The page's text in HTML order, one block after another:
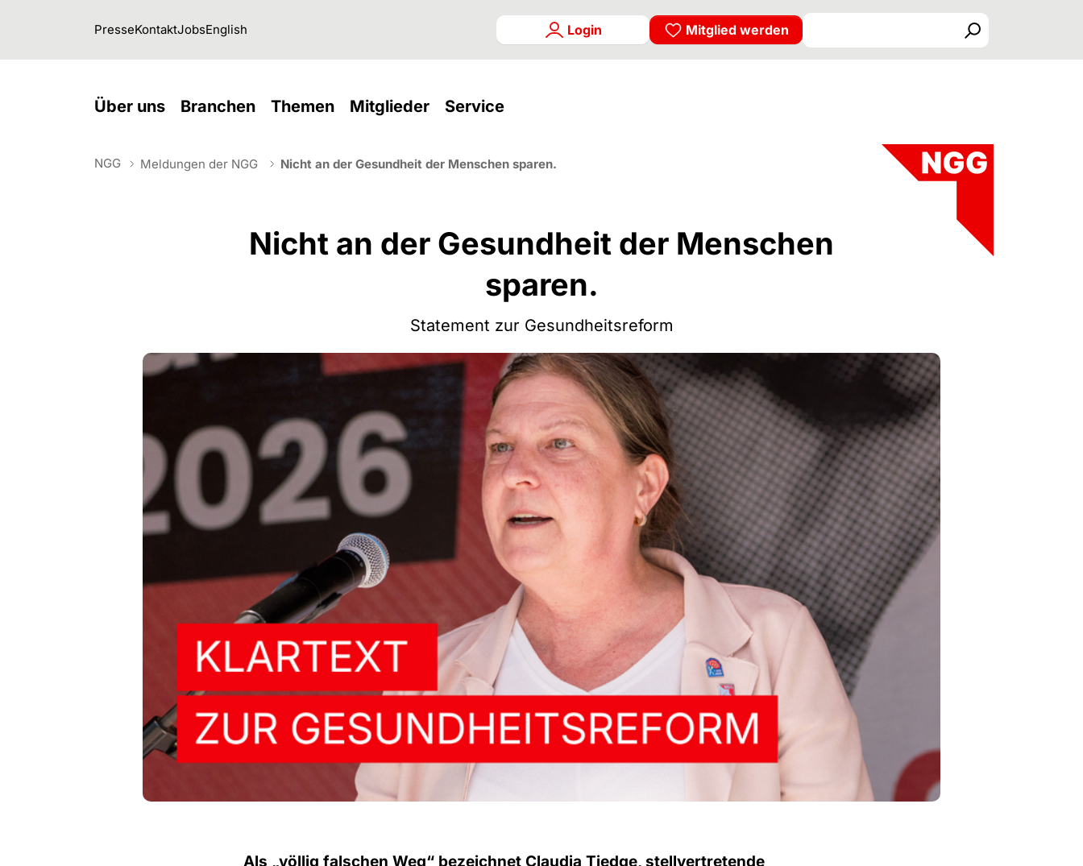
PresseKontaktJobsEnglish Login Mitglied werden
Suchen
Über uns(current)
Branchen(current)
Themen(current)
Mitglieder(current)
Service(current)
You are here:
NGG Meldungen der NGG Nicht an der Gesundheit der Menschen sparen.
Nicht an der Gesundheit der Menschen
sparen.
Statement zur Gesundheitsreform
Als „völlig falschen Weg“ bezeichnet Claudia Tiedge, stellvertretende